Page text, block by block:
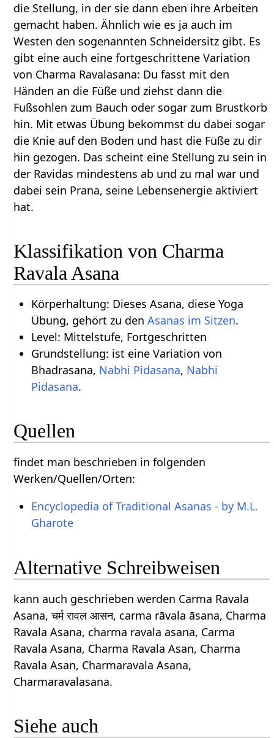
die Stellung, in der sie dann eben ihre Arbeiten
gemacht haben. Ähnlich wie es ja auch im
Westen den sogenannten Schneidersitz gibt. Es
gibt eine auch eine fortgeschrittene Variation
von Charma Ravalasana: Du fasst mit den
Händen an die Füße und ziehst dann die
Fußsohlen zum Bauch oder sogar zum Brustkorb
hin. Mit etwas Übung bekommst du dabei sogar
die Knie auf den Boden und hast die Füße zu dir
hin gezogen. Das scheint eine Stellung zu sein in
der Ravidas mindestens ab und zu mal war und
dabei sein Prana, seine Lebensenergie aktiviert
hat.
Klassifikation von Charma
Ravala Asana
Körperhaltung: Dieses Asana, diese Yoga
Übung, gehört zu den Asanas im Sitzen.
Level: Mittelstufe, Fortgeschritten
Grundstellung: ist eine Variation von
Bhadrasana, Nabhi Pidasana, Nabhi
Pidasana.
Quellen
findet man beschrieben in folgenden
Werken/Quellen/Orten:
Encyclopedia of Traditional Asanas - by M.L.
Gharote
Alternative Schreibweisen
kann auch geschrieben werden Carma Ravala
Asana, चर्म रावल आसन, carma rāvala āsana, Charma
Ravala Asana, charma ravala asana, Carma
Ravala Asana, Charma Ravala Asan, Charma
Ravala Asan, Charmaravala Asana,
Charmaravalasana.
Siehe auch